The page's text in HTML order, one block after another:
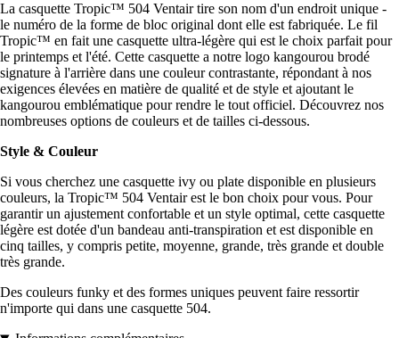
La casquette Tropic™ 504 Ventair tire son nom d'un endroit unique -
le numéro de la forme de bloc original dont elle est fabriquée. Le fil
Tropic™ en fait une casquette ultra-légère qui est le choix parfait pour
le printemps et l'été. Cette casquette a notre logo kangourou brodé
signature à l'arrière dans une couleur contrastante, répondant à nos
exigences élevées en matière de qualité et de style et ajoutant le
kangourou emblématique pour rendre le tout officiel. Découvrez nos
nombreuses options de couleurs et de tailles ci-dessous.
Style & Couleur
Si vous cherchez une casquette ivy ou plate disponible en plusieurs
couleurs, la Tropic™ 504 Ventair est le bon choix pour vous. Pour
garantir un ajustement confortable et un style optimal, cette casquette
légère est dotée d'un bandeau anti-transpiration et est disponible en
cinq tailles, y compris petite, moyenne, grande, très grande et double
très grande.
Des couleurs funky et des formes uniques peuvent faire ressortir
n'importe qui dans une casquette 504.